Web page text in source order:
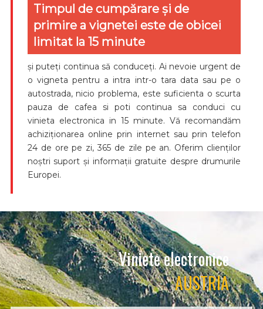
Timpul de cumpărare și de
primire a vignetei este de obicei
limitat la 15 minute
și puteți continua să conduceți. Ai nevoie urgent de
o vigneta pentru a intra intr-o tara data sau pe o
autostrada, nicio problema, este suficienta o scurta
pauza de cafea si poti continua sa conduci cu
vinieta electronica in 15 minute. Vă recomandăm
achiziționarea online prin internet sau prin telefon
24 de ore pe zi, 365 de zile pe an. Oferim clienților
noștri suport și informații gratuite despre drumurile
Europei.
Viniete electronice
AUSTRIA